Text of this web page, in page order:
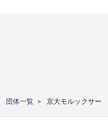
団体一覧
京大モルックサー